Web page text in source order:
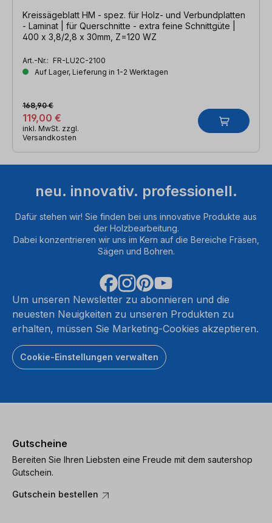
Kreissägeblatt HM - spez. für Holz- und Verbundplatten
- Laminat | für Querschnitte - extra feine Schnittgüte |
400 x 3,8/2,8 x 30mm, Z=120 WZ
Art.-Nr.: FR-LU2C-2100
Auf Lager, Lieferung in 1-2 Werktagen
119,00 €
168,90 €
inkl. MwSt. zzgl.
Versandkosten
neu. innovativ. professionell.
Dafür stehen wir! Sie finden bei uns innovative Produkte aus
der Holzbearbeitung.
Dabei konzentrieren wir uns im Kern auf die Bereiche Fräsen,
Sägen und Bohren.
Um unseren Newsletter zu abonnieren und die
neuesten Neuigkeiten zu unseren Produkten zu
erhalten, müssen Sie Marketing-Cookies akzeptieren.
Cookie-Einstellungen verwalten
Gutscheine
Bereiten Sie Ihren Liebsten eine Freude mit dem sautershop
Gutschein.
Gutschein bestellen